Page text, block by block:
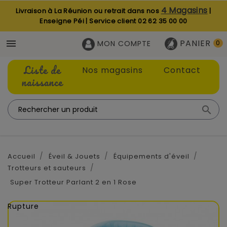
Livraison à La Réunion ou retrait dans nos 4 Magasins |
Enseigne Péi | Service client02 62 35 00 00
 PANIER 0
MON COMPTE
Liste de
naissance
Nos magasins Contact

Accueil Éveil & Jouets
Équipements d'éveil
Trotteurs et sauteurs
Super Trotteur Parlant 2 en 1 Rose
Rupture